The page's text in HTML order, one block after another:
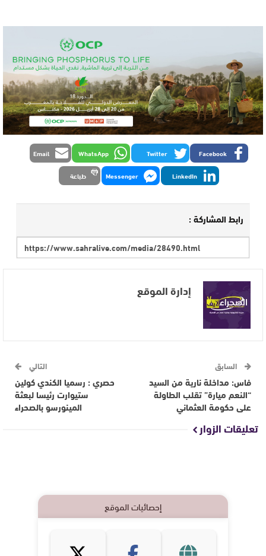
Facebook
Twitter
WhatsApp
Email
LinkedIn
Messenger طباعة
رابط المشاركة :
إدارة الموقع
السابق
فاس: مداخلة نارية من السيد
“النعم ميارة” تقلب الطاولة
على حكومة العثماني
التالي
حصري : رسميا الكندي كولين
ستيوارت رئيسا لبعثة
المينورسو بالصحراء
تعليقات الزوار
إحصائيات الموقع